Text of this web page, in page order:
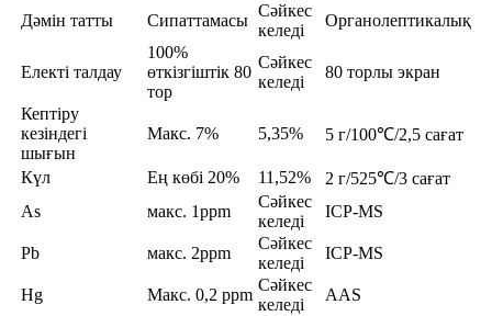
Дәмін татты Сипаттамасы
Сәйкес
келеді
Органолептикалық
Електі талдау
100%
өткізгіштік 80
тор
Сәйкес
келеді
80 торлы экран
Кептіру
кезіндегі
шығын
Макс. 7% 5,35% 5 г/100℃/2,5 сағат
Күл Ең көбі 20% 11,52%
2 г/525℃/3 сағат
As
макс. 1ppm
Сәйкес
келеді
ICP-MS
Pb макс. 2ppm
Сәйкес
келеді
ICP-MS
Hg Макс. 0,2 ppm
Сәйкес
келеді
AAS